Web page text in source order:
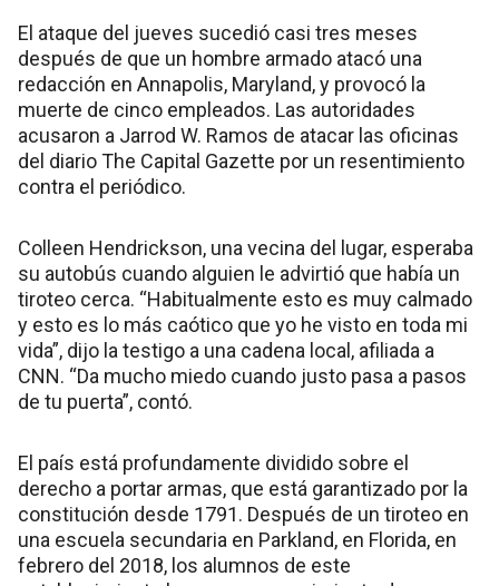
El ataque del jueves sucedió casi tres meses
después de que un hombre armado atacó una
redacción en Annapolis, Maryland, y provocó la
muerte de cinco empleados. Las autoridades
acusaron a Jarrod W. Ramos de atacar las oficinas
del diario The Capital Gazette por un resentimiento
contra el periódico.
Colleen Hendrickson, una vecina del lugar, esperaba
su autobús cuando alguien le advirtió que había un
tiroteo cerca. “Habitualmente esto es muy calmado
y esto es lo más caótico que yo he visto en toda mi
vida”, dijo la testigo a una cadena local, afiliada a
CNN. “Da mucho miedo cuando justo pasa a pasos
de tu puerta”, contó.
El país está profundamente dividido sobre el
derecho a portar armas, que está garantizado por la
constitución desde 1791. Después de un tiroteo en
una escuela secundaria en Parkland, en Florida, en
febrero del 2018, los alumnos de este